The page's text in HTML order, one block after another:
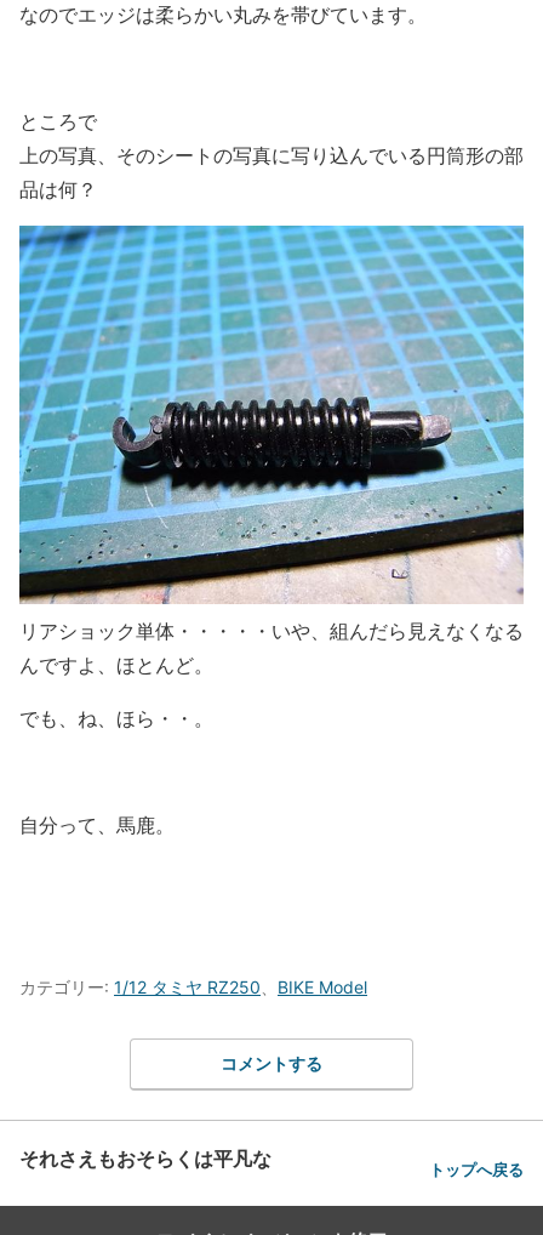
なのでエッジは柔らかい丸みを帯びています。
ところで
上の写真、そのシートの写真に写り込んでいる円筒形の部
品は何？
リアショック単体・・・・・いや、組んだら見えなくなる
んですよ、ほとんど。
でも、ね、ほら・・。
自分って、馬鹿。
カテゴリー: 1/12 タミヤ RZ250 BIKE Model
コメントする
それさえもおそらくは平凡な トップへ戻る